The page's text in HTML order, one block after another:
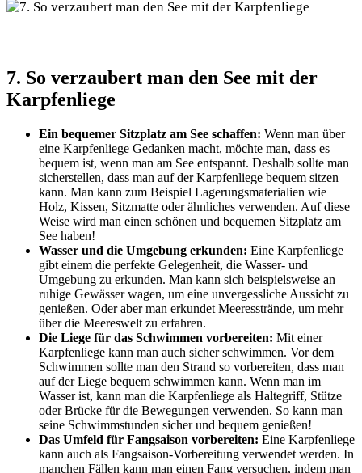
7. So verzaubert man den See mit der
Karpfenliege
Ein bequemer Sitzplatz am See schaffen: Wenn man über
eine Karpfenliege Gedanken macht, möchte man, dass es
bequem ist, wenn man am See entspannt. Deshalb sollte man
sicherstellen, dass man auf der Karpfenliege bequem sitzen
kann. Man kann zum Beispiel Lagerungsmaterialien wie
Holz, Kissen, Sitzmatte oder ähnliches verwenden. Auf diese
Weise wird man einen schönen und bequemen Sitzplatz am
See haben!
Wasser und die Umgebung erkunden: Eine Karpfenliege
gibt einem die perfekte Gelegenheit, die Wasser- und
Umgebung zu erkunden. Man kann sich beispielsweise an
ruhige Gewässer wagen, um eine unvergessliche Aussicht zu
genießen. Oder aber man erkundet Meeresstrände, um mehr
über die Meereswelt zu erfahren.
Die Liege für das Schwimmen vorbereiten: Mit einer
Karpfenliege kann man auch sicher schwimmen. Vor dem
Schwimmen sollte man den Strand so vorbereiten, dass man
auf der Liege bequem schwimmen kann. Wenn man im
Wasser ist, kann man die Karpfenliege als Haltegriff, Stütze
oder Brücke für die Bewegungen verwenden. So kann man
seine Schwimmstunden sicher und bequem genießen!
Das Umfeld für Fangsaison vorbereiten: Eine Karpfenliege
kann auch als Fangsaison-Vorbereitung verwendet werden. In
manchen Fällen kann man einen Fang versuchen, indem man